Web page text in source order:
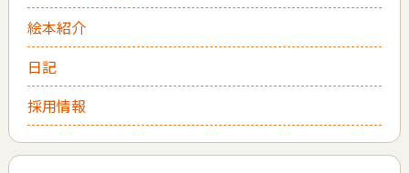
絵本紹介
日記
採用情報